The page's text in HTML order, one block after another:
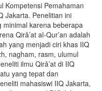
Kompetensi Pemahaman
Jakarta. Penelitian ini
minimal karena beberapa
Qirâ’at al-Qur’an adalah
yang menjadi ciri khas IIQ
nagham, rasm, ulumul
ilmu Qirâ’at di IIQ
yang tepat dan
mahasiswi IIQ Jakarta,